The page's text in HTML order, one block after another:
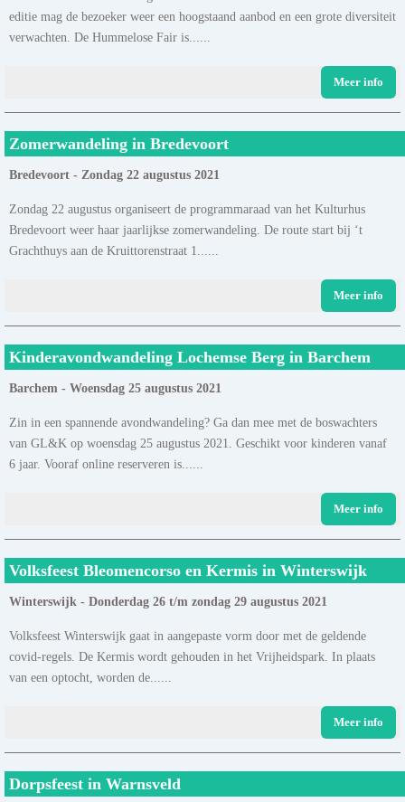
editie mag de bezoeker weer een hoogstaand aanbod en een grote diversiteit
verwachten. De Hummelose Fair is......
Meer info
Zomerwandeling in Bredevoort
Bredevoort - Zondag 22 augustus 2021
Zondag 22 augustus organiseert de programmaraad van het Kulturhus
Bredevoort weer haar jaarlijkse zomerwandeling. De route start bij ‘t
Grachthuys aan de Kruittorenstraat 1......
Meer info
Kinderavondwandeling Lochemse Berg in Barchem
Barchem - Woensdag 25 augustus 2021
Zin in een spannende avondwandeling? Ga dan mee met de boswachters
van GL&K op woensdag 25 augustus 2021. Geschikt voor kinderen vanaf
6 jaar. Vooraf online reserveren is......
Meer info
Volksfeest Bleomencorso en Kermis in Winterswijk
Winterswijk - Donderdag 26 t/m zondag 29 augustus 2021
Volksfeest Winterswijk gaat in aangepaste vorm door met de geldende
covid-regels. De Kermis wordt gehouden in het Vrijheidspark. In plaats
van een optocht, worden de......
Meer info
Dorpsfeest in Warnsveld